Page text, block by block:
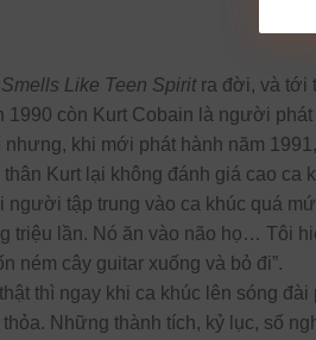
Smells Like Teen Spirit ra đời, và tới
1990 còn Kurt Cobain là người phát
nhưng, khi mới phát hành năm
thân Kurt lại không đánh giá cao ca
người tập trung vào ca khúc quá
triệu lần. Nó ăn vào não họ… Tôi
ném cây guitar xuống và bỏ đi”.
thì ngay khi ca khúc lên sóng
thỏa. Những thành tích, kỷ lục, số